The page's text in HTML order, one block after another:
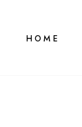
HOME